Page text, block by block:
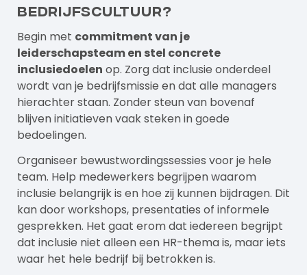
bedrijfscultuur?
Begin met commitment van je
leiderschapsteam en stel concrete
inclusiedoelen op. Zorg dat inclusie onderdeel
wordt van je bedrijfsmissie en dat alle managers
hierachter staan. Zonder steun van bovenaf
blijven initiatieven vaak steken in goede
bedoelingen.
Organiseer bewustwordingssessies voor je hele
team. Help medewerkers begrijpen waarom
inclusie belangrijk is en hoe zij kunnen bijdragen. Dit
kan door workshops, presentaties of informele
gesprekken. Het gaat erom dat iedereen begrijpt
dat inclusie niet alleen een HR-thema is, maar iets
waar het hele bedrijf bij betrokken is.